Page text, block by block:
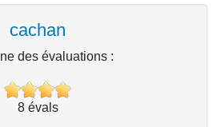
cachan
des évaluations :
8évals